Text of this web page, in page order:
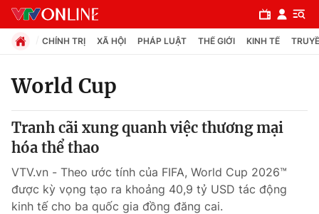
Chuyên mục
Chính trị
Xã hội
CHÍNH TRỊ XÃ HỘI PHÁP LUẬT THẾ GIỚI KINH TẾ
World Cup
Tranh cãi xung quanh việc thương mại
hóa thể thao
VTV.vn - Theo ước tính của FIFA, World Cup 2026™
được kỳ vọng tạo ra khoảng 40,9 tỷ USD tác động
kinh tế cho ba quốc gia đồng đăng cai.